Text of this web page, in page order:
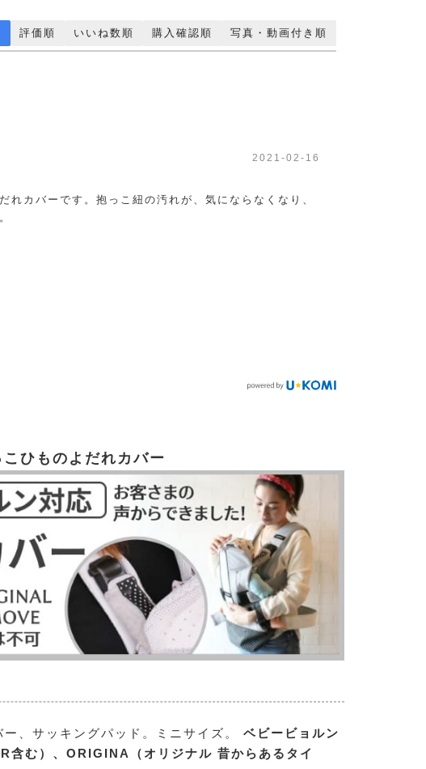
評価順 いいね数順 購入確認順 写真・動画付き順
2021-02-16
れカバーです。抱っこ紐の汚れが、気にならなくなり、
こひものよだれカバー
、サッキングパッド。ミニサイズ。 ベビービョルン
む）、ORIGINA（オリジナル 昔からあるタイ